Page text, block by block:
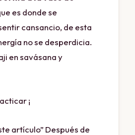
es donde se
cansancio, de esta
no se desperdicia.
en savásana y
¡
artículo” Después de